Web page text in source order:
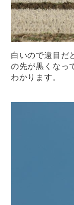
白いので遠目だ
の先が黒くなっ
わかります。